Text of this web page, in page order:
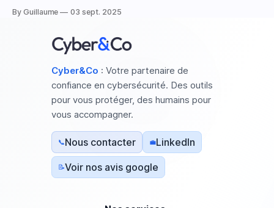
plages et de repos bien mérité. Mais pour les
des équipes réduites
By Guillaume 03 sept. 2025
Cyber&Co : Votre partenaire de
confiance en cybersécurité. Des outils
pour vous protéger, des humains pour
vous accompagner.
📞Nous contacter 💼LinkedIn
📝Voir nos avis google